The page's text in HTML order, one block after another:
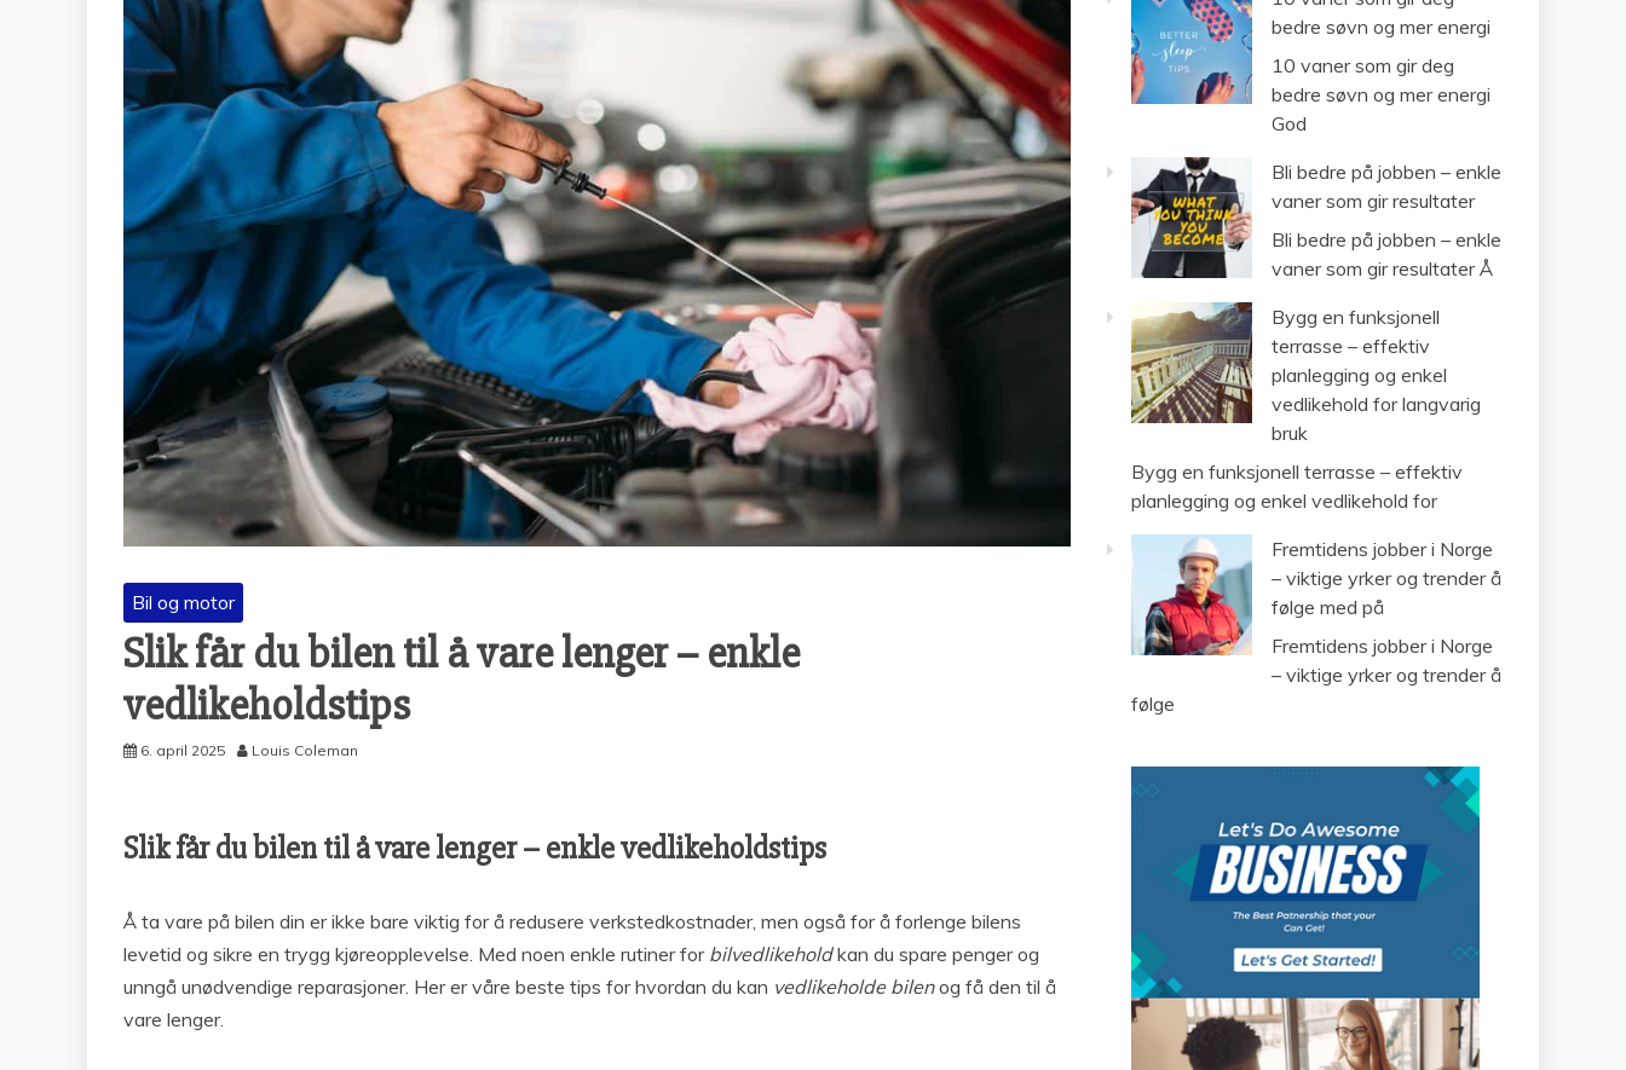
Bil og motor
Slik får du bilen til å vare lenger – enkle
vedlikeholdstips
6. april 2025 Louis Coleman
Slik får du bilen til å vare lenger – enkle vedlikeholdstips
Å ta vare på bilen din er ikke bare viktig for å redusere verkstedkostnader, men også for å forlenge bilens
levetid og sikre en trygg kjøreopplevelse. Med noen enkle rutiner for bilvedlikeholdkan du spare penger og
unngå unødvendige reparasjoner. Her er våre beste tips for hvordan du kan vedlikeholde bilenog få den til å
vare lenger.
bedre søvn og mer energi
10 vaner som gir deg
bedre søvn og mer energi
God
Bli bedre på jobben – enkle
vaner som gir resultater
Bli bedre på jobben – enkle
vaner som gir resultater Å
Bygg en funksjonell
terrasse – effektiv
planlegging og enkel
vedlikehold for langvarig
bruk
Bygg en funksjonell terrasse – effektiv
planlegging og enkel vedlikehold for
Fremtidens jobber i Norge
– viktige yrker og trender å
følge med på
Fremtidens jobber i Norge
– viktige yrker og trender å
følge